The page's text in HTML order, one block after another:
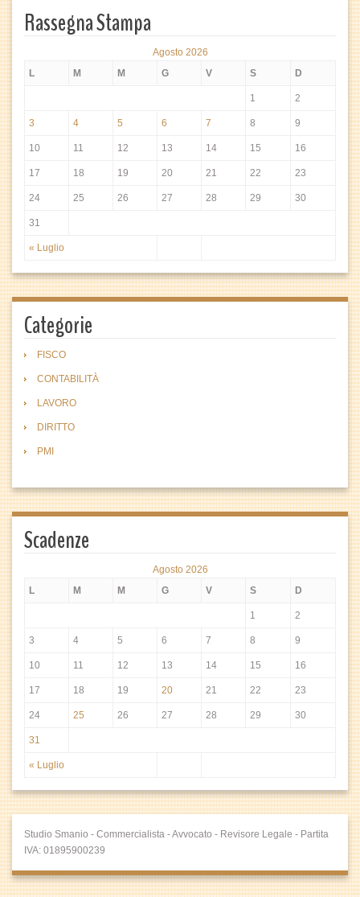
Rassegna Stampa
Agosto 2026
L
M M G V S D
« Luglio
1 2
3 4 5 6 7 8 9
10 11 12 13 14 15 16
17 18 19 20 21 22 23
24 25 26 27 28 29 30
31
Categorie
FISCO
CONTABILITÀ
LAVORO
DIRITTO
PMI
Scadenze
Agosto 2026
L
M M G V S D
« Luglio
1 2
3 4 5 6 7 8 9
10 11 12 13 14 15 16
17 18 19 20 21 22 23
24 25 26 27 28 29 30
31
Studio Smanio - Commercialista - Avvocato - Revisore Legale - Partita
IVA: 01895900239